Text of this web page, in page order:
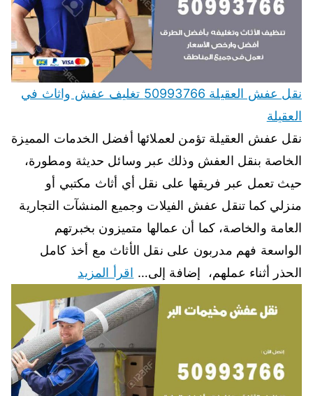
نقل عفش العقيلة 50993766 تغليف عفش واثاث في
العقيلة
نقل عفش العقيلة تؤمن لعملائها أفضل الخدمات المميزة
الخاصة بنقل العفش وذلك عبر وسائل حديثة ومطورة،
حيث تعمل عبر فريقها على نقل أي أثاث مكتبي أو
منزلي كما تنقل عفش الفيلات وجميع المنشآت التجارية
العامة والخاصة، كما أن عمالها متميزون بخبرتهم
الواسعة فهم مدربون على نقل الأثاث مع أخذ كامل
الحذر أثناء عملهم، إضافة إلى… اقرأ المزيد